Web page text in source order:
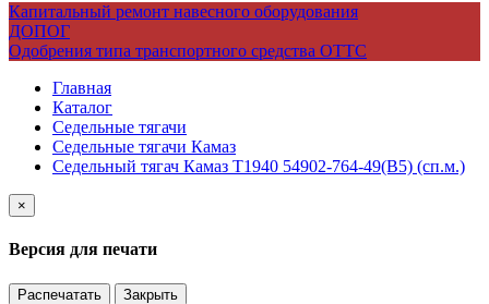
Капитальный ремонт навесного оборудования
ДОПОГ
Одобрения типа транспортного средства ОТТС
Главная
Каталог
Седельные тягачи
Седельные тягачи Камаз
Седельный тягач Камаз Т1940 54902-764-49(B5) (сп.м.)
×
Версия для печати
Распечатать
Закрыть